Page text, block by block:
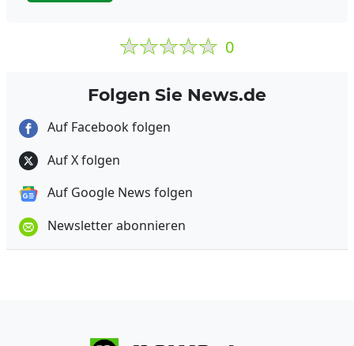
0
Folgen Sie News.de
Auf Facebook folgen
Auf X folgen
Auf Google News folgen
Newsletter abonnieren